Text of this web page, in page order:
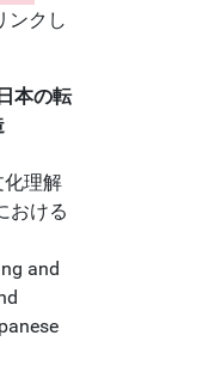
ンクし
本の転
理解
おける
and